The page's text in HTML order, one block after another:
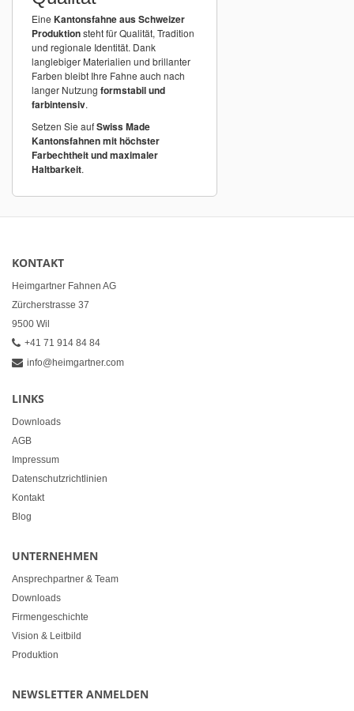
Eine Kantonsfahne aus Schweizer
Produktionsteht für Qualität, Tradition
und regionale Identität. Dank
langlebiger Materialien und brillanter
Farben bleibt Ihre Fahne auch nach
langer Nutzung formstabil und
farbintensiv.
Setzen Sie aufSwiss Made
Kantonsfahnen mit höchster
Farbechtheit und maximaler
Haltbarkeit.
KONTAKT
Heimgartner Fahnen AG
Zürcherstrasse 37
9500 Wil
+41 71 914 84 84
info@heimgartner.com
LINKS
Downloads
AGB
Impressum
Datenschutzrichtlinien
Kontakt
Blog
UNTERNEHMEN
Ansprechpartner & Team
Downloads
Firmengeschichte
Vision & Leitbild
Produktion
NEWSLETTER ANMELDEN